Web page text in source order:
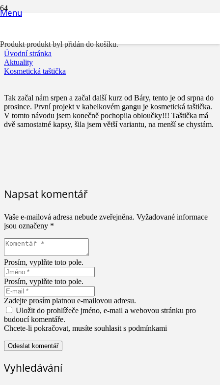
Menu
Produktprodukt byl přidán do košíku.
Úvodní stránka
Aktuality
Kosmetická taštička
Tak začal nám srpen a začal další kurz od Báry, tento je od srpna do
prosince. První projekt v kabelkovém gangu je kosmetická taštička.
V tomto návodu jsem konečně pochopila obloučky!!! Taštička má
dvě samostatné kapsy, šila jsem větší variantu, na menší se chystám.
Napsat komentář
Vaše e-mailová adresa nebude zveřejněna. Vyžadované informace
jsou označeny *
Prosím, vyplňte toto pole.
Prosím, vyplňte toto pole.
Zadejte prosím platnou e-mailovou adresu.
Uložit do prohlížeče jméno, e-mail a webovou stránku pro
budoucí komentáře.
Chcete-li pokračovat, musíte souhlasit s podmínkami
Odeslat komentář
Vyhledávání